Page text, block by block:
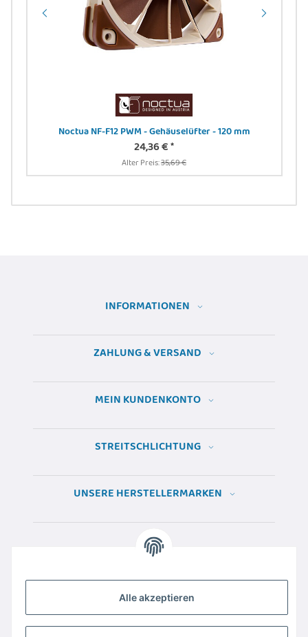
Alle akzeptieren
Noctua NF-F12 PWM - Gehäuselüfter - 120 mm
24,36 €*
Alter Preis:35,69 €
INFORMATIONEN
ZAHLUNG & VERSAND
MEIN KUNDENKONTO
STREITSCHLICHTUNG
UNSERE HERSTELLERMARKEN